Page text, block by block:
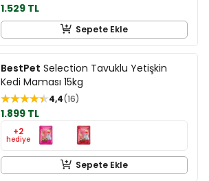
1.529 TL
Sepete Ekle
BestPet Selection Tavuklu Yetişkin
Kedi Maması 15kg
4,4 16
1.899 TL
+2
hediye
Sepete Ekle